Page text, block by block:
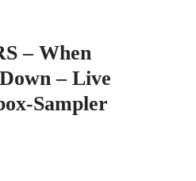
– When
– Live
Sampler